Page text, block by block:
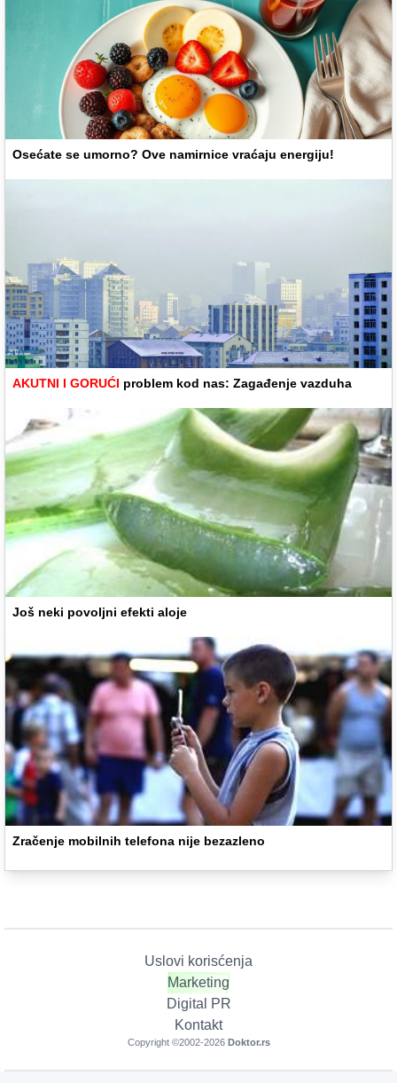
Osećate se umorno? Ove namirnice vraćaju energiju!
AKUTNI I GORUĆI problem kod nas: Zagađenje vazduha
Još neki povoljni efekti aloje
Zračenje mobilnih telefona nije bezazleno
Uslovi korisćenja
Marketing
Digital PR
Kontakt
Copyright ©2002-2026 Doktor.rs